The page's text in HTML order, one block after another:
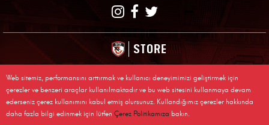
STORE
Tüm Sakları Saklıdır, Kopyalanamaz.
Web sitemiz, performansını arttırmak ve kullanıcı deneyimimizi geliştirmek için
çerezler ve benzeri araçlar kullanılmaktadır ve bu web sitesini kullanmaya devam
ederseniz çerez kullanımını kabul etmiş olursunuz. Kullandığımız çerezler hakkında
daha fazla bilgi edinmek için lütfen Çerez Politikamıza bakın.